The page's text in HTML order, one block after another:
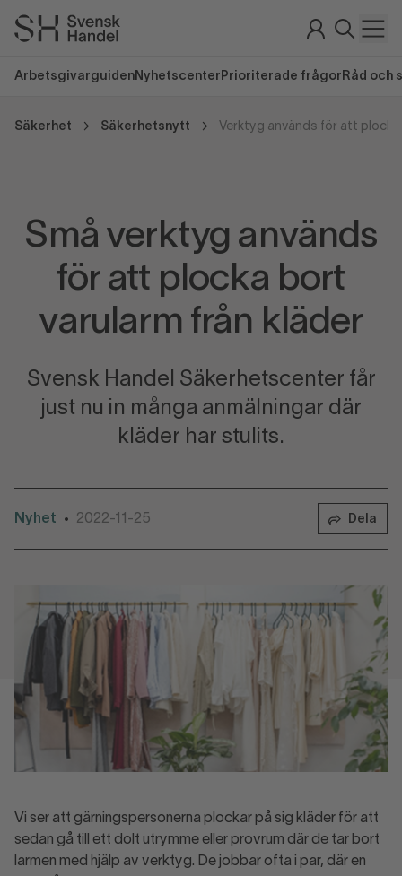
Arbetsgivarguiden Nyhetscenter Prioriterade frågor Råd och
Säkerhet Säkerhetsnytt Verktyg används för att
Små verktyg används
för att plocka bort
varularm från kläder
Svensk Handel Säkerhetscenter får
just nu in många anmälningar där
kläder har stulits.
Nyhet • 2022-11-25 Dela
Vi ser att gärningspersonerna plockar på sig kläder för att
sedan gå till ett dolt utrymme eller provrum där de tar bort
larmen med hjälp av verktyg. De jobbar ofta i par, där en